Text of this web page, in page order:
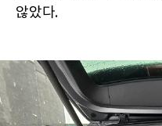
않았다.